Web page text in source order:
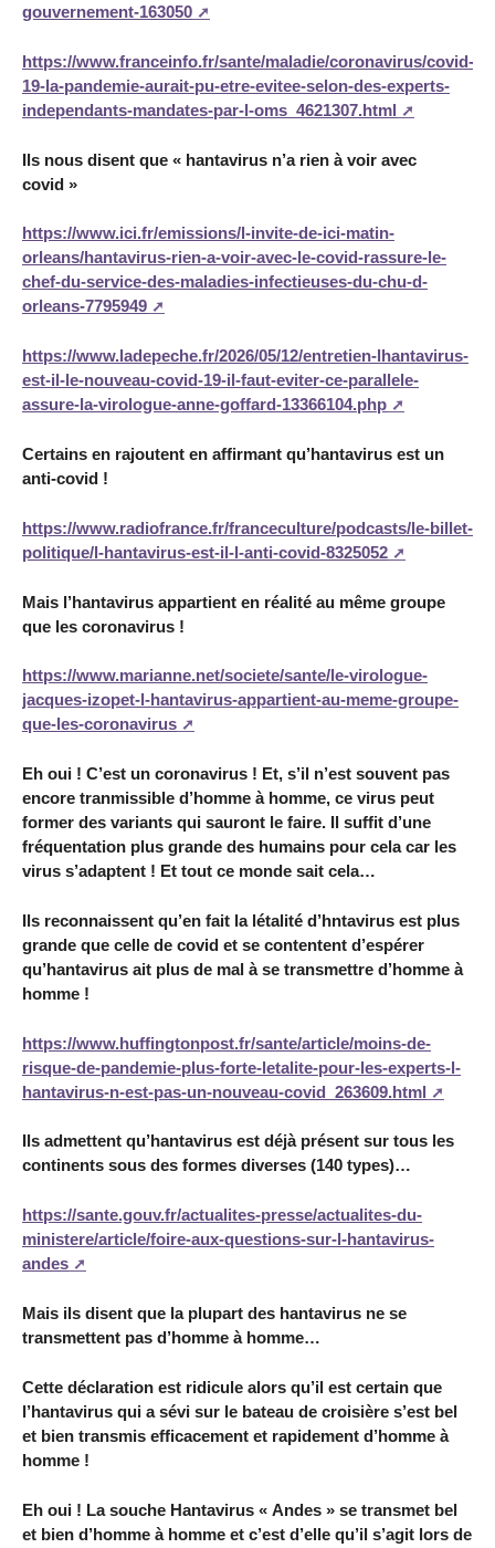
gouvernement-163050
https://www.franceinfo.fr/sante/maladie/coronavirus/covid-
19-la-pandemie-aurait-pu-etre-evitee-selon-des-experts-
independants-mandates-par-l-oms_4621307.html
Ils nous disent que « hantavirus n’a rien à voir avec
covid »
https://www.ici.fr/emissions/l-invite-de-ici-matin-
orleans/hantavirus-rien-a-voir-avec-le-covid-rassure-le-
chef-du-service-des-maladies-infectieuses-du-chu-d-
orleans-7795949
https://www.ladepeche.fr/2026/05/12/entretien-lhantavirus-
est-il-le-nouveau-covid-19-il-faut-eviter-ce-parallele-
assure-la-virologue-anne-goffard-13366104.php
Certains en rajoutent en affirmant qu’hantavirus est un
anti-covid !
https://www.radiofrance.fr/franceculture/podcasts/le-billet-
politique/l-hantavirus-est-il-l-anti-covid-8325052
Mais l’hantavirus appartient en réalité au même groupe
que les coronavirus !
https://www.marianne.net/societe/sante/le-virologue-
jacques-izopet-l-hantavirus-appartient-au-meme-groupe-
que-les-coronavirus
Eh oui ! C’est un coronavirus ! Et, s’il n’est souvent pas
encore tranmissible d’homme à homme, ce virus peut
former des variants qui sauront le faire. Il suffit d’une
fréquentation plus grande des humains pour cela car les
virus s’adaptent ! Et tout ce monde sait cela…
Ils reconnaissent qu’en fait la létalité d’hntavirus est plus
grande que celle de covid et se contentent d’espérer
qu’hantavirus ait plus de mal à se transmettre d’homme à
homme !
https://www.huffingtonpost.fr/sante/article/moins-de-
risque-de-pandemie-plus-forte-letalite-pour-les-experts-l-
hantavirus-n-est-pas-un-nouveau-covid_263609.html
Ils admettent qu’hantavirus est déjà présent sur tous les
continents sous des formes diverses (140 types)…
https://sante.gouv.fr/actualites-presse/actualites-du-
ministere/article/foire-aux-questions-sur-l-hantavirus-
andes
Mais ils disent que la plupart des hantavirus ne se
transmettent pas d’homme à homme…
Cette déclaration est ridicule alors qu’il est certain que
l’hantavirus qui a sévi sur le bateau de croisière s’est bel
et bien transmis efficacement et rapidement d’homme à
homme !
Eh oui ! La souche Hantavirus « Andes » se transmet bel
et bien d’homme à homme et c’est d’elle qu’il s’agit lors de